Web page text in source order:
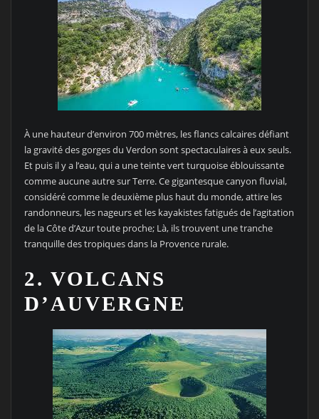
À une hauteur d’environ 700 mètres, les flancs calcaires défiant
la gravité des gorges du Verdon sont spectaculaires à eux seuls.
Et puis il y a l’eau, qui a une teinte vert turquoise éblouissante
comme aucune autre sur Terre. Ce gigantesque canyon fluvial,
considéré comme le deuxième plus haut du monde, attire les
randonneurs, les nageurs et les kayakistes fatigués de l’agitation
de la Côte d’Azur toute proche; Là, ils trouvent une tranche
tranquille des tropiques dans la Provence rurale.
2. VOLCANS
D’AUVERGNE